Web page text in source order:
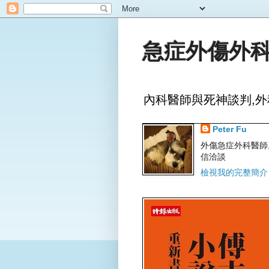
急症外傷外
內科醫師與死神談判,
Peter Fu
外傷急症外科醫
信洽談
檢視我的完整簡介